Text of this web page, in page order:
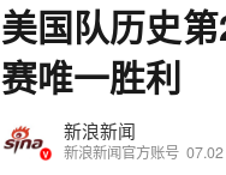
美国队历史
赛唯一胜利
新浪新闻
新浪新闻官方账号 07.02